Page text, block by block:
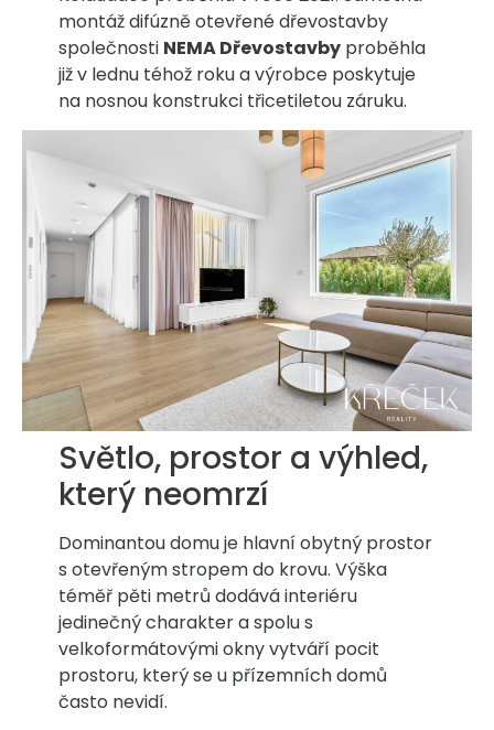
montáž difúzně otevřené dřevostavby
společnosti NEMA Dřevostavbyproběhla
již v lednu téhož roku a výrobce poskytuje
na nosnou konstrukci třicetiletou záruku.
Světlo, prostor a výhled,
který neomrzí
Dominantou domu je hlavní obytný prostor
s otevřeným stropem do krovu. Výška
téměř pěti metrů dodává interiéru
jedinečný charakter a spolu s
velkoformátovými okny vytváří pocit
prostoru, který se u přízemních domů
často nevidí.